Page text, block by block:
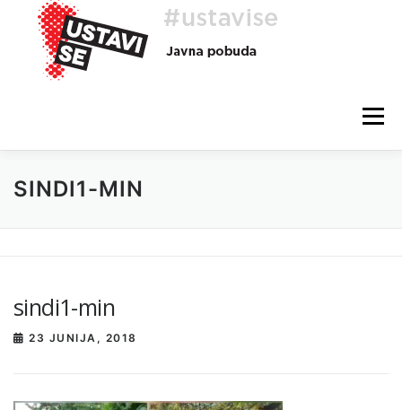
Preskoči
vsebino
Meni
O AKCIJI HEJ, TI, #USTAVISE
SINDI1-MIN
sindi1-min
23 JUNIJA, 2018